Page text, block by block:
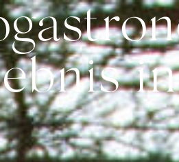
Meine Reservierungen
GASTRONOMIE